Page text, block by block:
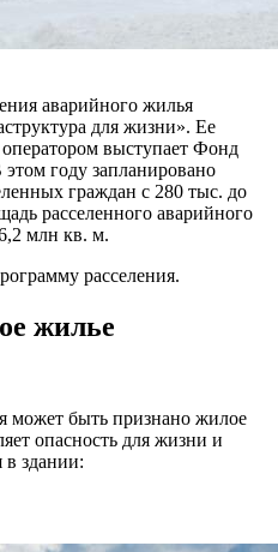
аварийного жилья
для жизни». Ее
выступает Фонд
году запланировано
граждан с 280 тыс. до
расселенного аварийного
млн кв. м.
расселения.
жилье
может быть признано жилое
опасность для жизни и
в здании: